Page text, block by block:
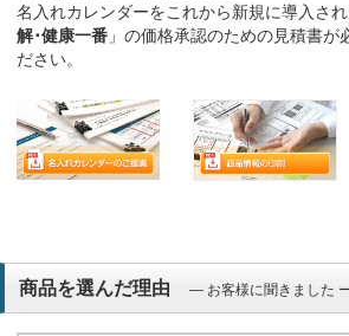
名入れカレンダーをこれから新規に導入さ
解･健康一番 」の価格承認のための見積書が
ださい。
商品を選んだ理由 ― お客様に聞きました